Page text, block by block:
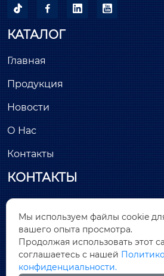
   
КАТАЛОГ
Главная
Продукция
Новости
О Нас
Контакты
КОНТАКТЫ
 Лунчан, улица Хантанг, №
Дунчэн, город Дунгуань,
 sales@covnamall.com
Мы используем файлы cookie
вашего опыта просмотра.
Продолжая использовать этот
соглашаетесь с нашей
конфиденциальности.